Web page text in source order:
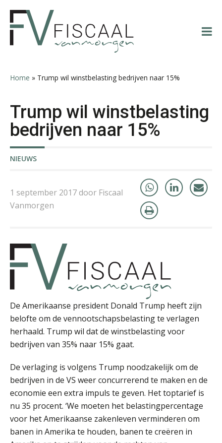
hoofdnavigatie
hoofd
eerste
voettekst
Home » Trump wil winstbelasting bedrijven naar 15%
Trump wil winstbelasting
bedrijven naar 15%
NIEUWS
1 september 2017 door Fiscaal
Vanmorgen
De Amerikaanse president Donald Trump heeft zijn
belofte om de vennootschapsbelasting te verlagen
herhaald. Trump wil dat de winstbelasting voor
bedrijven van 35% naar 15% gaat.
De verlaging is volgens Trump noodzakelijk om de
bedrijven in de VS weer concurrerend te maken en de
economie een extra impuls te geven. Het toptarief is
nu 35 procent. ‘We moeten het belastingpercentage
voor het Amerikaanse zakenleven verminderen om
banen in Amerika te houden, banen te creëren in
Bob de Koning
Léon de Jager